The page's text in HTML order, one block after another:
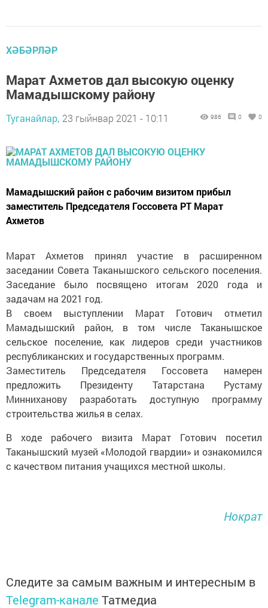
ХӘБӘРЛӘР
Марат Ахметов дал высокую оценку
Мамадышскому району
Туганайлар, 23 гыйнвар 2021 - 10:11 986 0 0
Мамадышский район с рабочим визитом прибыл
заместитель Председателя Госсовета РТ Марат
Ахметов
Марат Ахметов принял участие в расширенном
заседании Совета Таканышского сельского поселения.
Заседание было посвящено итогам 2020 года и
задачам на 2021 год.
В своем выступлении Марат Готович отметил
Мамадышский район, в том числе Таканышское
сельское поселение, как лидеров среди участников
республиканских и государственных программ.
Заместитель Председателя Госсовета намерен
предложить Президенту Татарстана Рустаму
Минниханову разработать доступную программу
строительства жилья в селах.
В ходе рабочего визита Марат Готович посетил
Таканышский музей «Молодой гвардии» и ознакомился
с качеством питания учащихся местной школы.
Нократ
Следите за самым важным и интересным в
Telegram-канале Татмедиа